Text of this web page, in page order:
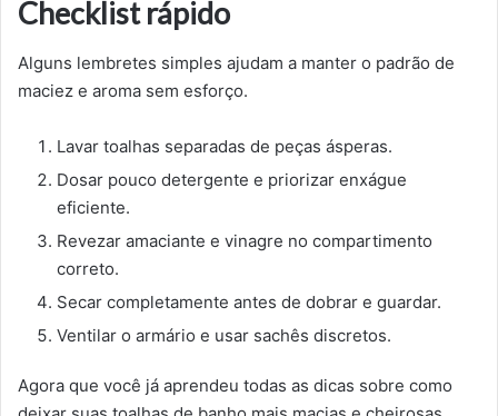
Checklist rápido
Alguns lembretes simples ajudam a manter o padrão de
maciez e aroma sem esforço.
Lavar toalhas separadas de peças ásperas.
Dosar pouco detergente e priorizar enxágue
eficiente.
Revezar amaciante e vinagre no compartimento
correto.
Secar completamente antes de dobrar e guardar.
Ventilar o armário e usar sachês discretos.
Agora que você já aprendeu todas as dicas sobre como